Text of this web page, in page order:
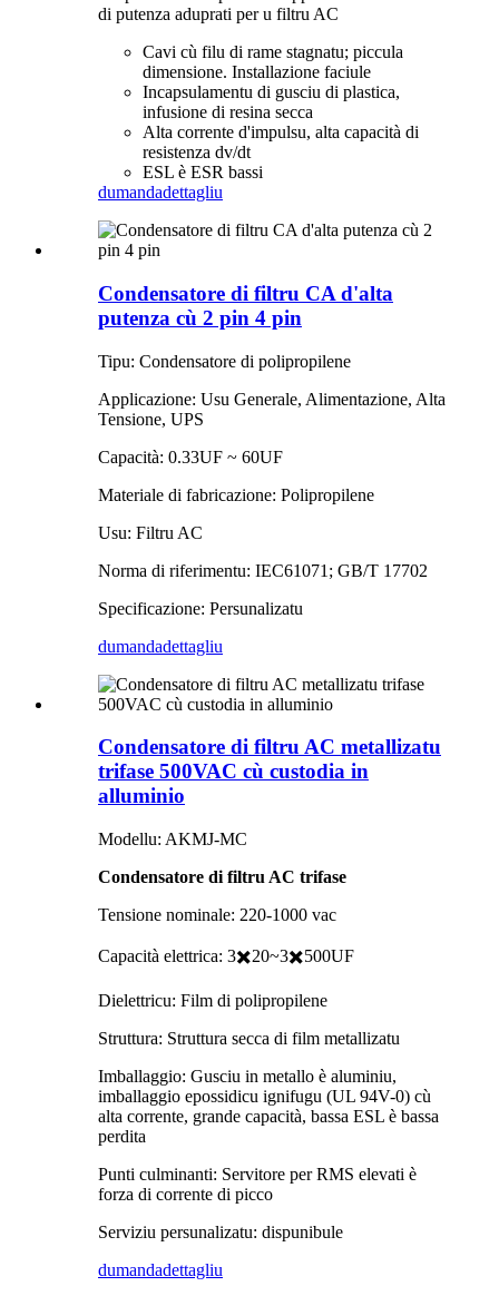
di putenza aduprati per u filtru AC
Cavi cù filu di rame stagnatu; piccula
dimensione. Installazione faciule
Incapsulamentu di gusciu di plastica,
infusione di resina secca
Alta corrente d'impulsu, alta capacità di
resistenza dv/dt
ESL è ESR bassi
dumandadettagliu
Condensatore di filtru CA d'alta
putenza cù 2 pin 4 pin
Tipu: Condensatore di polipropilene
Applicazione: Usu Generale, Alimentazione, Alta
Tensione, UPS
Capacità: 0.33UF ~ 60UF
Materiale di fabricazione: Polipropilene
Usu: Filtru AC
Norma di riferimentu: IEC61071; GB/T 17702
Specificazione: Persunalizatu
dumandadettagliu
Condensatore di filtru AC metallizatu
trifase 500VAC cù custodia in
alluminio
Modellu: AKMJ-MC
Condensatore di filtru AC trifase
Tensione nominale: 220-1000 vac
Capacità elettrica: 3✖️20~3✖️500UF
Dielettricu: Film di polipropilene
Struttura: Struttura secca di film metallizatu
Imballaggio: Gusciu in metallo è aluminiu,
imballaggio epossidicu ignifugu (UL 94V-0) cù
alta corrente, grande capacità, bassa ESL è bassa
perdita
Punti culminanti: Servitore per RMS elevati è
forza di corrente di picco
Serviziu persunalizatu: dispunibule
dumandadettagliu